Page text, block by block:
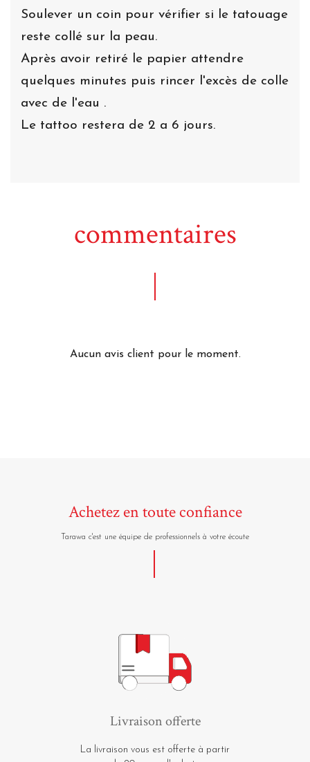
Soulever un coin pour vérifier si le tatouage
reste collé sur la peau.
Après avoir retiré le papier attendre
quelques minutes puis rincer l'excès de colle
avec de l'eau .
Le tattoo restera de 2 a 6 jours.
commentaires
Aucun avis client pour le moment.
Achetez en toute confiance
Tarawa c'est une équipe de professionnels à votre écoute
Livraison offerte
La livraison vous est offerte à partir